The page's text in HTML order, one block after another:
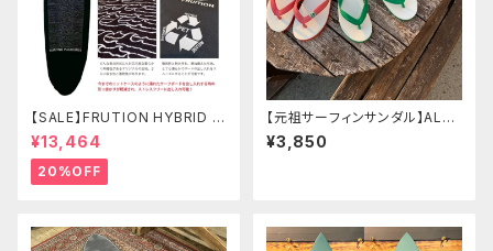
【SALE】FRUTION HYBRID C
ASE 9'6" LONG ハイブリッド
ケース
¥13,464
20%OFF
【元祖サーフィンサンダル】ALA
DDIN SANDALS アラジンサン
ダル 天然ゴム100%
¥3,850